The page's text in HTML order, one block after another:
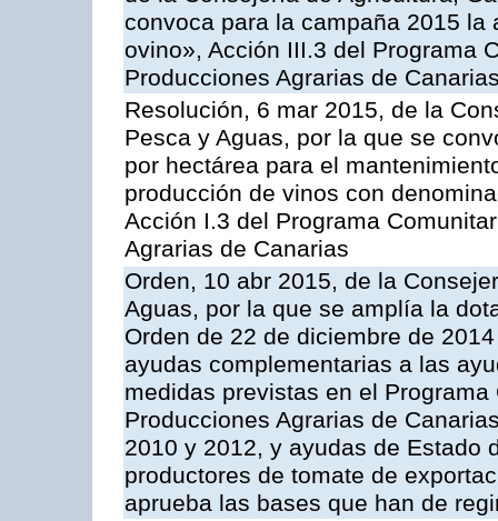
convoca para la campaña 2015
ovino», Acción III.3 del Programa
Producciones Agrarias de
Resolución, 6 mar 2015, de la
Pesca y Aguas, por la que se
por hectárea para el
producción de vinos con
Acción I.3 del Programa
Agrarias de Canarias
Orden, 10 abr 2015, de la
Aguas, por la que se amplía la
Orden de 22 de diciembre de
ayudas complementarias a las
medidas previstas en el
Producciones Agrarias de
2010 y 2012, y ayudas de Estado
productores de tomate de
aprueba las bases que han de